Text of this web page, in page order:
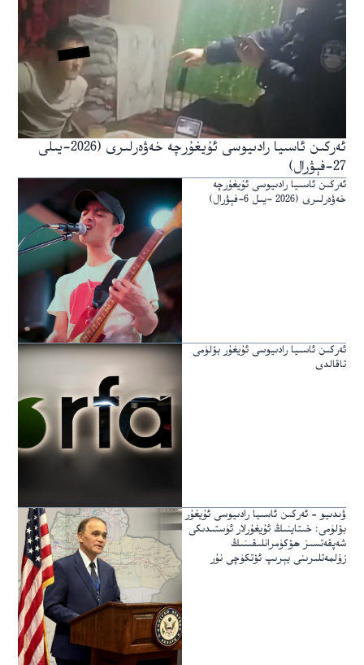
ئەركىن ئاسىيا رادىيوسى ئۇيغۇرچە خەۋەرلىرى (2026-يىلى
27-فېۋرال)
ئەركىن ئاسىيا رادىيوسى ئۇيغۇرچە
خەۋەرلىرى (2026 -يىل 6-فېۋرال)
ئەركىن ئاسىيا رادىيوسى ئۇيغۇر بۆلۈمى
تاقالدى
ۋىدىيو – ئەركىن ئاسىيا رادىيوسى ئۇيغۇر
بۆلۈمى: خىتاينىڭ ئۇيغۇرلار ئۈستىدىكى
شەپقەتسىز ھۆكۈمرانلىقىنىڭ
زۇلمەتلىرىنى يېرىپ ئۆتكۈچى نۇر